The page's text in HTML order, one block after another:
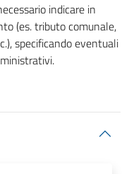
indicare in
(es. tributo comunale,
specificando eventuali